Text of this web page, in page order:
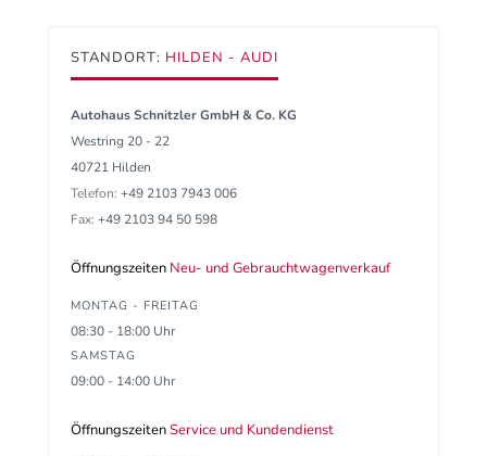
STANDORT: HILDEN - AUDI
Autohaus Schnitzler GmbH & Co. KG
Westring 20 - 22
40721 Hilden
Telefon: +49 2103 7943 006
Fax: +49 2103 94 50 598
Öffnungszeiten Neu- und Gebrauchtwagenverkauf
MONTAG - FREITAG
08:30 - 18:00 Uhr
SAMSTAG
09:00 - 14:00 Uhr
ÖffnungszeitenService und Kundendienst